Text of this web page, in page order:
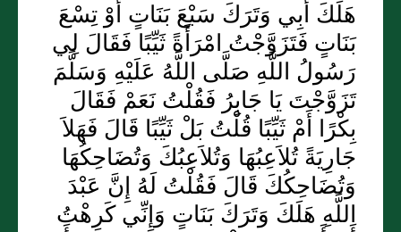
هَلَكَ أَبِي وَتَرَكَ سَبْعَ بَنَاتٍ أَوْ تِسْعَ
بَنَاتٍ فَتَزَوَّجْتُ امْرَأَةً ثَيِّبًا فَقَالَ لِي
رَسُولُ اللَّهِ صَلَّى اللَّهُ عَلَيْهِ وَسَلَّمَ
تَزَوَّجْتَ يَا جَابِرُ فَقُلْتُ نَعَمْ فَقَالَ
بِكْرًا أَمْ ثَيِّبًا قُلْتُ بَلْ ثَيِّبًا قَالَ فَهَلاَ
جَارِيَةً تُلاَعِبُهَا وَتُلاَعِبُكَ وَتُضَاحِكُهَا
وَتُضَاحِكُكَ قَالَ فَقُلْتُ لَهُ إِنَّ عَبْدَ
اللَّهِ هَلَكَ وَتَرَكَ بَنَاتٍ وَإِنِّي كَرِهْتُ